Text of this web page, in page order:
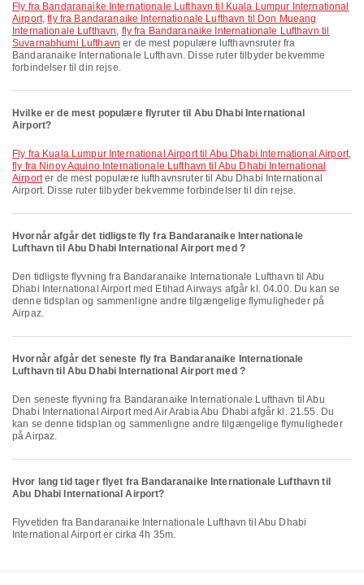
fly fra Bandaranaike Internationale Lufthavn til Kuala Lumpur International
Airport,fly fra Bandaranaike Internationale Lufthavn til Don Mueang
Internationale Lufthavn, fly fra Bandaranaike Internationale Lufthavn til
Suvarnabhumi Lufthavn er de mest populære lufthavnsruter fra
Bandaranaike Internationale Lufthavn. Disse ruter tilbyder bekvemme
forbindelser til din rejse.
Hvilke er de mest populære flyruter til Abu Dhabi International
Airport?
fly fra Kuala Lumpur International Airport til Abu Dhabi International Airport,
fly fra Ninoy Aquino Internationale Lufthavn til Abu Dhabi International
Airporter de mest populære lufthavnsruter til Abu Dhabi International
Airport. Disse ruter tilbyder bekvemme forbindelser til din rejse.
Hvornår afgår det tidligste fly fra Bandaranaike Internationale
Lufthavn til Abu Dhabi International Airport med ?
Den tidligste flyvning fra Bandaranaike Internationale Lufthavn til Abu
Dhabi International Airport med Etihad Airways afgår kl. 04.00. Du kan se
denne tidsplan og sammenligne andre tilgængelige flymuligheder på
Airpaz.
Hvornår afgår det seneste fly fra Bandaranaike Internationale
Lufthavn til Abu Dhabi International Airport med ?
Den seneste flyvning fra Bandaranaike Internationale Lufthavn til Abu
Dhabi International Airport med Air Arabia Abu Dhabi afgår kl. 21.55. Du
kan se denne tidsplan og sammenligne andre tilgængelige flymuligheder
på Airpaz.
Hvor lang tid tager flyet fra Bandaranaike Internationale Lufthavn til
Abu Dhabi International Airport?
Flyvetiden fra Bandaranaike Internationale Lufthavn til Abu Dhabi
International Airport er cirka 4h 35m.